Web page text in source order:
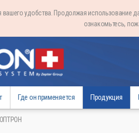
удобства. Продолжая использование
ознакомьтесь,
Где он применяется Продукция